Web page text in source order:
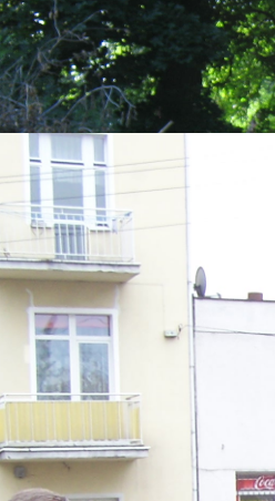
wpłynęło 57
18 097,75 zł
darowizn